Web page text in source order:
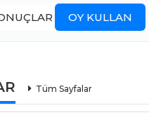
OY KULLAN
Tüm Sayfalar